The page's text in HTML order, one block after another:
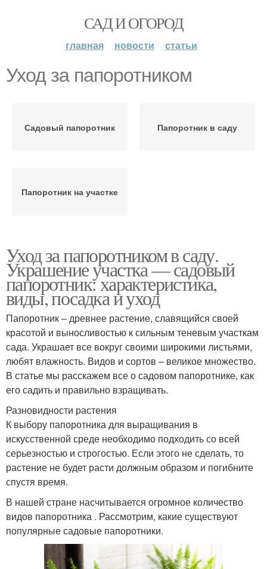
САД И ОГОРОД
главная новости статьи
Уход за папоротником
Садовый папоротник Папоротник в саду
Папоротник на участке
Уход за папоротником в саду.
Украшение участка — садовый
папоротник: характеристика,
виды, посадка и уход
Папоротник – древнее растение, славящийся своей
красотой и выносливостью к сильным теневым участкам
сада. Украшает все вокруг своими широкими листьями,
любят влажность. Видов и сортов – великое множество.
В статье мы расскажем все о садовом папоротнике, как
его садить и правильно взращивать.
Разновидности растения
К выбору папоротника для выращивания в
искусственной среде необходимо подходить со всей
серьезностью и строгостью. Если этого не сделать, то
растение не будет расти должным образом и погибните
спустя время.
В нашей стране насчитывается огромное количество
видов папоротника . Рассмотрим, какие существуют
популярные садовые папоротники.